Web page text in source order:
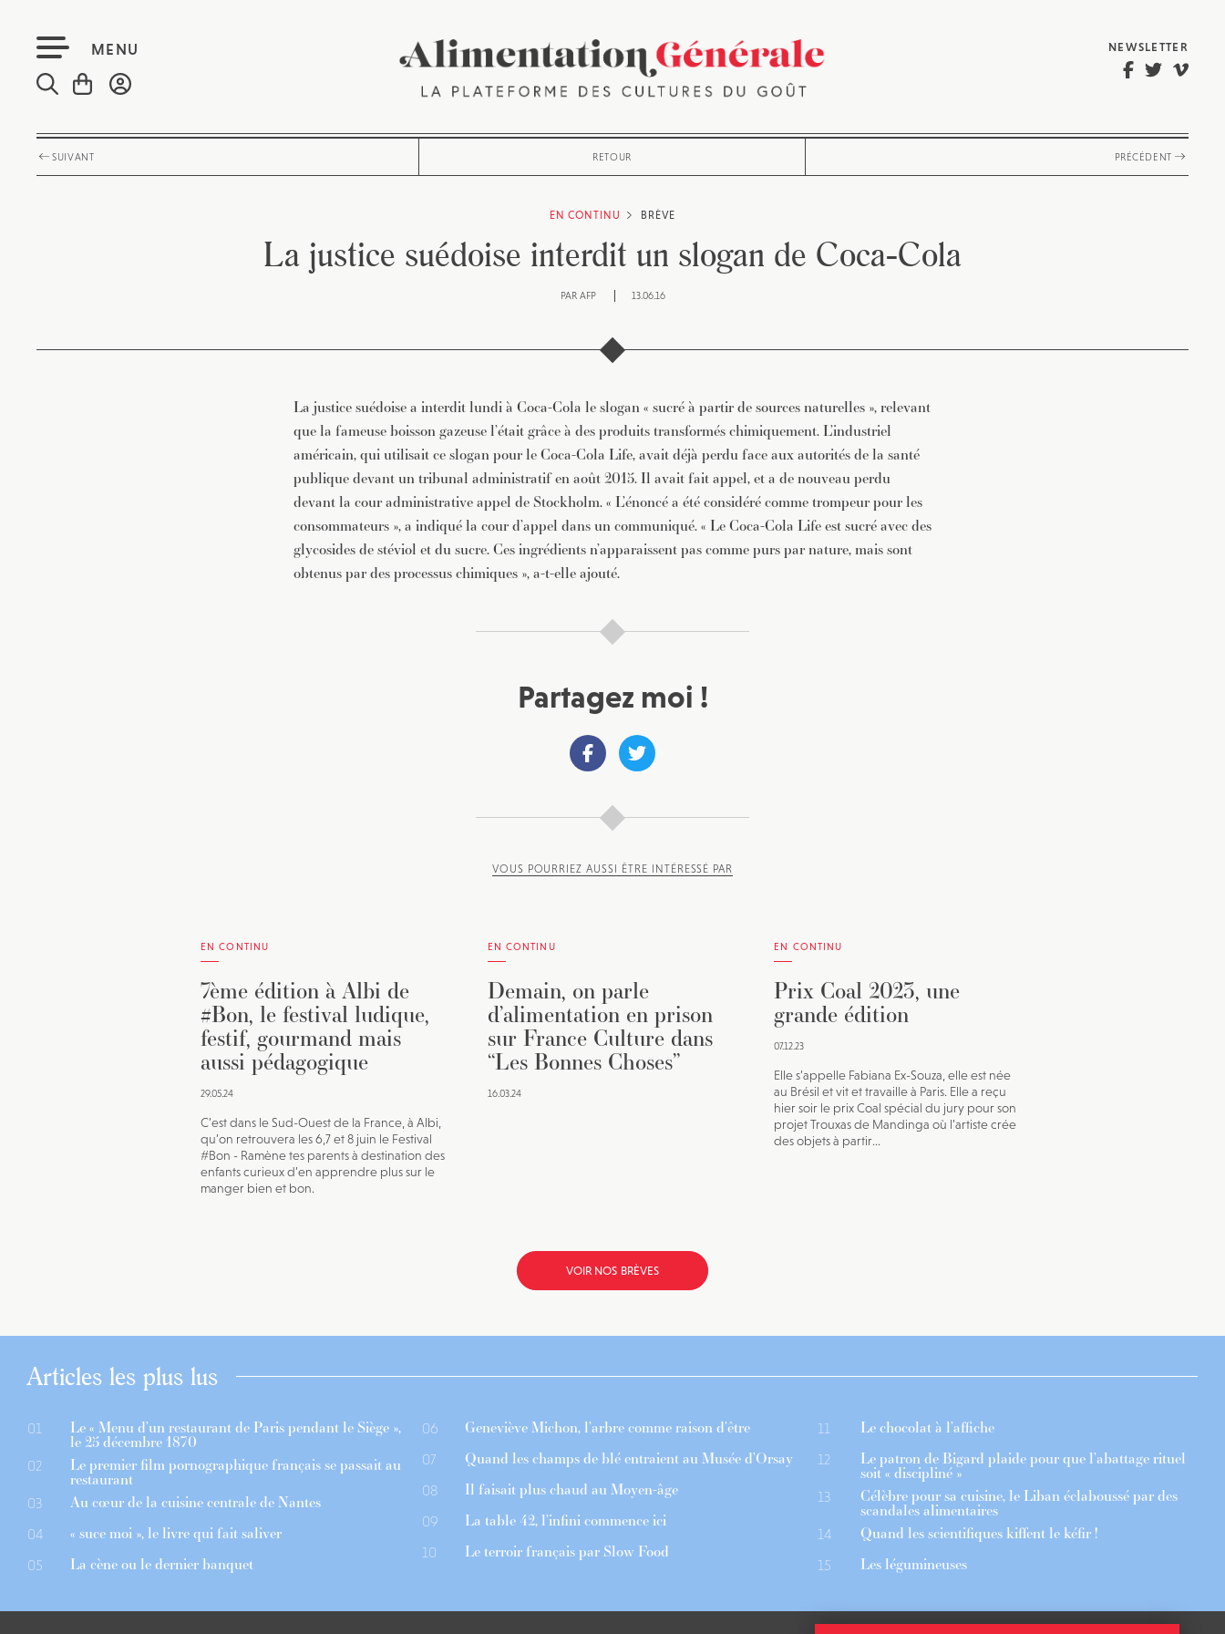
MENU NEWSLETTER
SUIVANT RETOUR PRÉCÉDENT
EN CONTINU BRÈVE
La justice suédoise interdit un slogan de Coca-Cola
PAR AFP 13.06.16
La justice suédoise a interdit lundi à Coca-Cola le slogan « sucré à partir de sources naturelles », relevant
que la fameuse boisson gazeuse l’était grâce à des produits transformés chimiquement. L’industriel
américain, qui utilisait ce slogan pour le Coca-Cola Life, avait déjà perdu face aux autorités de la santé
publique devant un tribunal administratif en août 2015. Il avait fait appel, et a de nouveau perdu
devant la cour administrative appel de Stockholm. « L’énoncé a été considéré comme trompeur pour les
consommateurs », a indiqué la cour d’appel dans un communiqué. « Le Coca-Cola Life est sucré avec des
glycosides de stéviol et du sucre. Ces ingrédients n’apparaissent pas comme purs par nature, mais sont
obtenus par des processus chimiques », a-t-elle ajouté.
Partagez moi !
VOUS POURRIEZ AUSSI ÊTRE INTÉRESSÉ PAR
EN CONTINU
7ème édition à Albi de
#Bon, le festival ludique,
festif, gourmand mais
aussi pédagogique
29.05.24
C’est dans le Sud-Ouest de la France, à Albi,
qu’on retrouvera les 6,7 et 8 juin le Festival
#Bon - Ramène tes parents à destination des
enfants curieux d’en apprendre plus sur le
manger bien et bon.
EN CONTINU
Demain, on parle
d’alimentation en prison
sur France Culture dans
“Les Bonnes Choses”
16.03.24
EN CONTINU
Prix Coal 2023, une
grande édition
07.12.23
Elle s’appelle Fabiana Ex-Souza, elle est née
au Brésil et vit et travaille à Paris. Elle a reçu
hier soir le prix Coal spécial du jury pour son
projet Trouxas de Mandinga où l’artiste crée
des objets à partir...
VOIR NOS BRÈVES
Articles les plus lus
01 Le « Menu d’un restaurant de Paris pendant le Siège »,
le 25 décembre 1870
02 Le premier film pornographique français se passait au
restaurant
03 Au cœur de la cuisine centrale de Nantes
04 « suce moi », le livre qui fait saliver
05 La cène ou le dernier banquet
06 Geneviève Michon, l’arbre comme raison d’être
07 Quand les champs de blé entraient au Musée d’Orsay
08 Il faisait plus chaud au Moyen-âge
09 La table 42, l’infini commence ici
10 Le terroir français par Slow Food
11 Le chocolat à l’affiche
12 Le patron de Bigard plaide pour que l’abattage rituel
soit « discipliné »
13 Célèbre pour sa cuisine, le Liban éclaboussé par des
scandales alimentaires
14 Quand les scientifiques kiffent le kéfir !
15 Les légumineuses